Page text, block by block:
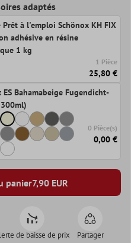
adaptés
Prêt à l'emploi Schönox KH FIX
adhésive en résine
1 kg
1 Pièce
25,80 €
ES Bahamabeige Fugendicht-
0 Pièce(s)
0,00 €
panier7,90 EUR
de baisse de prix Partager